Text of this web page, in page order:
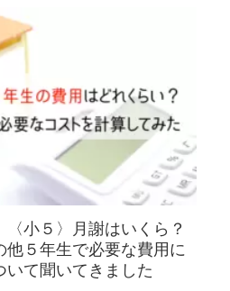
小５〉月謝はいくら？
５年生で必要な費用に
て聞いてきました